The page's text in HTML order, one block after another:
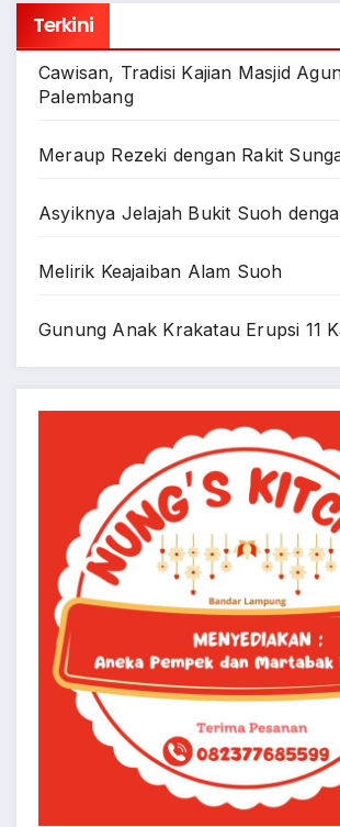
Terkini
Cawisan, Tradisi Kajian Masjid
Palembang
Meraup Rezeki dengan Rakit
Asyiknya Jelajah Bukit Suoh
Melirik Keajaiban Alam Suoh
Gunung Anak Krakatau Erupsi 11